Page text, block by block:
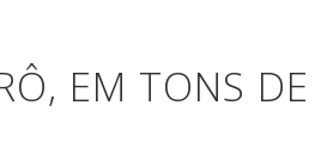
EM TONS DE